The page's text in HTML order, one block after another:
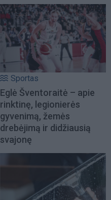
Sportas
Eglė Šventoraitė – apie
rinktinę, legionierės
gyvenimą, žemės
drebėjimą ir didžiausią
svajonę